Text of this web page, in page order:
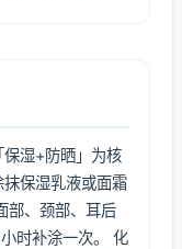
湿+防晒」为核
保湿乳液或面霜
部、颈部、耳后
时补涂一次。 化